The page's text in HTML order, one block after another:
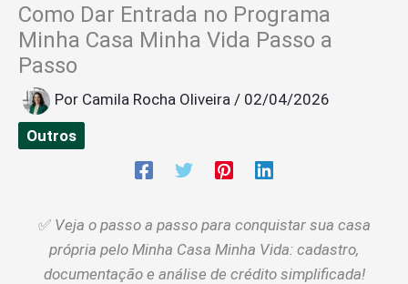
Como Dar Entrada no Programa
Minha Casa Minha Vida Passo a
Passo
Por Camila Rocha Oliveira / 02/04/2026
Outros
✅ Veja o passo a passo para conquistar sua casa
própria pelo Minha Casa Minha Vida: cadastro,
documentação e análise de crédito simplificada!